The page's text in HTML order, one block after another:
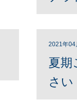
2021年04
夏期
さい